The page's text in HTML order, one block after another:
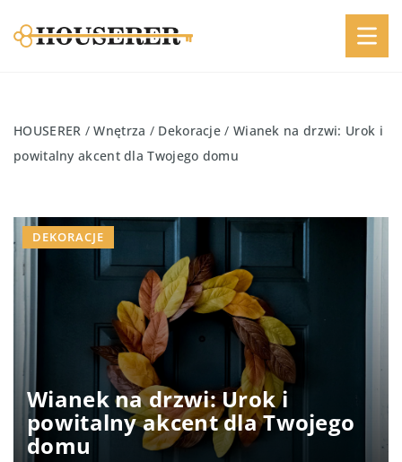
HOUSERER /Wnętrza / Dekoracje / Wianek na drzwi: Urok i
powitalny akcent dla Twojego domu
Wianek na drzwi: Urok i
powitalny akcent dla Twojego
domu
DEKORACJE